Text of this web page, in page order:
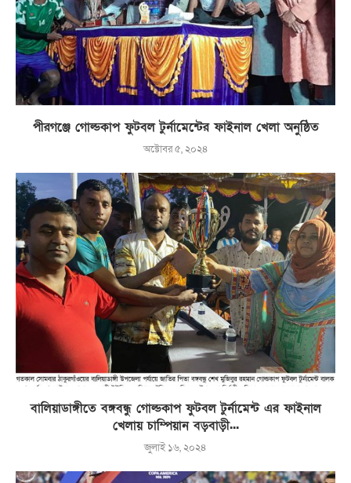
পীরগঞ্জে গোল্ডকাপ ফুটবল টুর্নামেন্টের ফাইনাল খেলা অনুষ্ঠিত
অক্টোবর ৫, ২০২৪
বালিয়াডাঙ্গীতে বঙ্গবন্ধু গোল্ডকাপ ফুটবল টুর্নামেন্ট এর ফাইনাল
খেলায় চাম্পিয়ান বড়বাড়ী...
জুলাই ১৬, ২০২৪